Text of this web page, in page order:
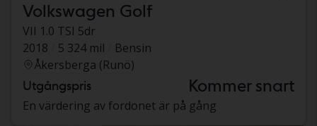
Volkswagen Golf
VII 1.0 TSI 5dr
2018
5 324 mil
Bensin
Åkersberga (Runö)
Utgångspris Kommer snart
En värdering av fordonet är på gång